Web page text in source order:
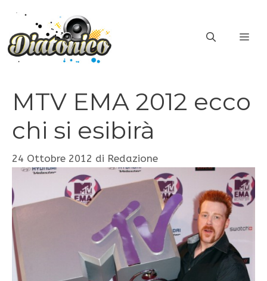
contenuto
MTV EMA 2012 ecco
chi si esibirà
24 Ottobre 2012 di Redazione